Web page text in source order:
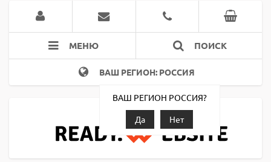
МЕНЮ ПОИСК
ВАШ РЕГИОН: РОССИЯ
ВАШ РЕГИОН РОССИЯ?
Да
Нет